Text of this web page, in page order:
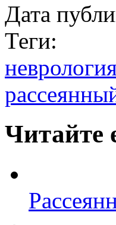
Дата
Теги:
Читайте